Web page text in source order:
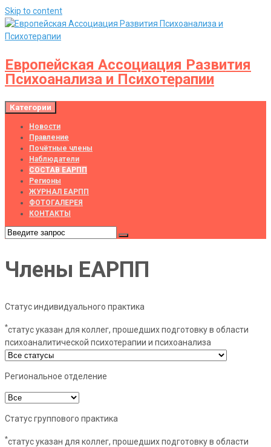
Skip to content
Европейская Ассоциация Развития
Психоанализа и Психотерапии
Категории
Новости
Правление
Почётные члены
Наблюдатели
СОСТАВ ЕАРПП
Регионы
ЖУРНАЛ ЕАРПП
ФОТОГАЛЕРЕЯ
КОНТАКТЫ
Члены ЕАРПП
Статус индивидуального практика
*статус указан для коллег, прошедших подготовку в области
психоаналитической психотерапии и психоанализа
Региональное отделение
Статус группового практика
*статус указан для коллег, прошедших подготовку в области